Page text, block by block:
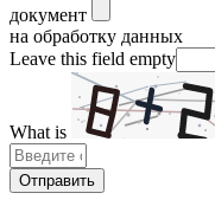
документ
на обработку данных
Leave this field empty
What is
Solve
the
math